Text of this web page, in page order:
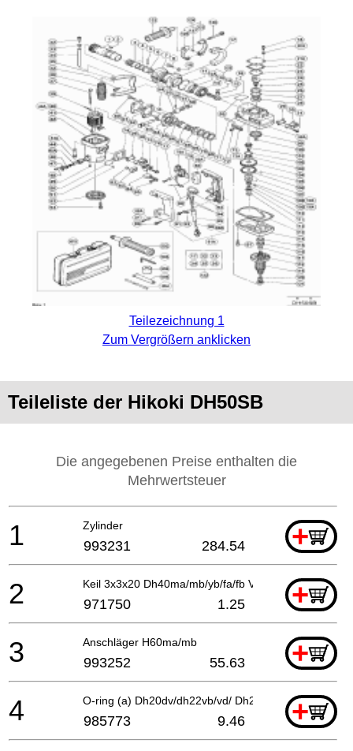
Teilezeichnung 1
Zum Vergrößern anklicken
Teileliste der Hikoki DH50SB
Die angegebenen Preise enthalten die
Mehrwertsteuer
Zylinder +
1 993231 284.54
Keil 3x3x20 Dh40ma/mb/yb/fa/fb Vb16y Till 4.2002
+
2 971750 1.25
Anschläger H60ma/mb +
3 993252 55.63
O-ring (a) Dh20dv/dh22vb/vd/ Dh24pb-vd/dh20pb
+
4 985773 9.46